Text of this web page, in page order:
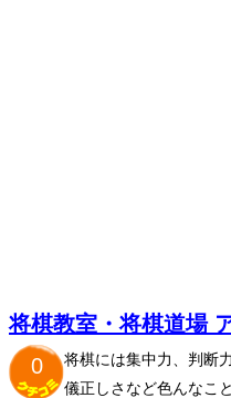
将棋教室・将棋道場
0
将棋には集中力、判断
儀正しさなど色んなこ